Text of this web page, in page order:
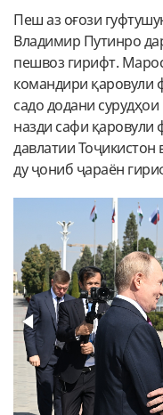
Пеш аз оғози
Владимир Путинро
пешвоз гирифт.
командири қаровули
садо додани
назди сафи
давлатии
ду ҷониб ҷараён